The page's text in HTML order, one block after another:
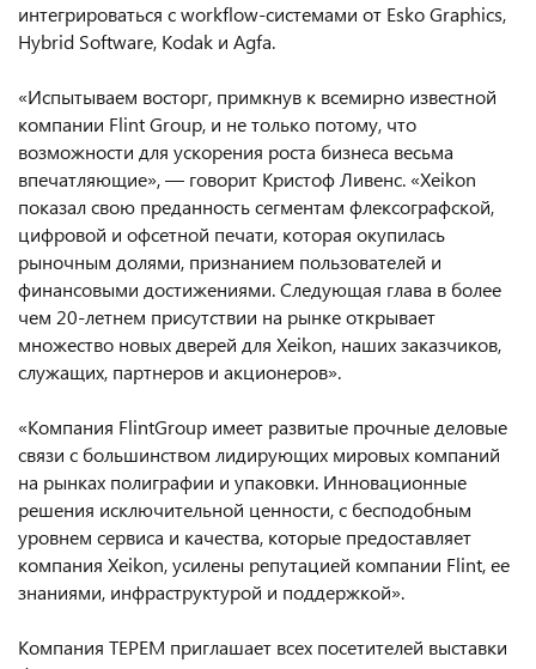
интегрироваться с workflow-системами от Esko Graphics,
Hybrid Software, Kodak и Agfa.
«Испытываем восторг, примкнув к всемирно известной
компании Flint Group, и не только потому, что
возможности для ускорения роста бизнеса весьма
впечатляющие», — говорит Кристоф Ливенс. «Xeikon
показал свою преданность сегментам флексографской,
цифровой и офсетной печати, которая окупилась
рыночным долями, признанием пользователей и
финансовыми достижениями. Следующая глава в более
чем 20-летнем присутствии на рынке открывает
множество новых дверей для Xeikon, наших заказчиков,
служащих, партнеров и акционеров».
«Компания FlintGroup имеет развитые прочные деловые
связи с большинством лидирующих мировых компаний
на рынках полиграфии и упаковки. Инновационные
решения исключительной ценности, с бесподобным
уровнем сервиса и качества, которые предоставляет
компания Xeikon, усилены репутацией компании Flint, ее
знаниями, инфраструктурой и поддержкой».
Компания ТЕРЕМ приглашает всех посетителей выставки